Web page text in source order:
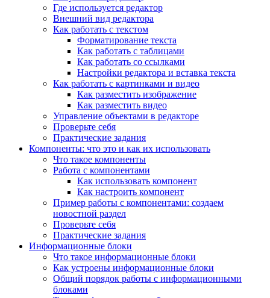
Где используется редактор
Внешний вид редактора
Как работать с текстом
Форматирование текста
Как работать с таблицами
Как работать со ссылками
Настройки редактора и вставка текста
Как работать с картинками и видео
Как разместить изображение
Как разместить видео
Управление объектами в редакторе
Проверьте себя
Практические задания
Компоненты: что это и как их использовать
Что такое компоненты
Работа с компонентами
Как использовать компонент
Как настроить компонент
Пример работы с компонентами: создаем
новостной раздел
Проверьте себя
Практические задания
Информационные блоки
Что такое информационные блоки
Как устроены информационные блоки
Общий порядок работы с информационными
блоками